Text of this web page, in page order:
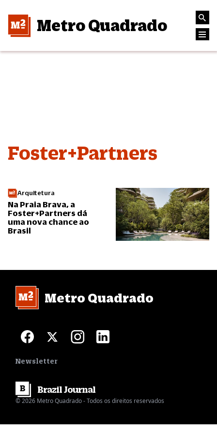
Metro Quadrado
Foster+Partners
Arquitetura
Na Praia Brava, a
Foster+Partners dá
uma nova chance ao
Brasil
Metro Quadrado
Newsletter
© 2026 Metro Quadrado - Todos os direitos reservados
BrazilJournal